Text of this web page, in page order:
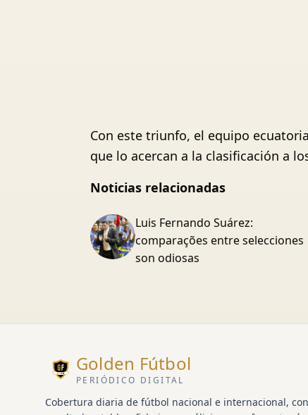
Con este triunfo, el equipo
que lo acercan a la clasificación a
Noticias relacionadas
Luis Fernando Suárez:
comparações entre selecciones
son odiosas
Golden Fútbol
PERIÓDICO DIGITAL
Cobertura diaria de fútbol nacional e internacional, con